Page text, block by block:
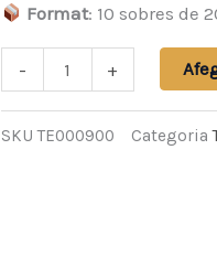
Format: 10 sobres de
-
quantitat
de
+
SKUTE000900 Categoria